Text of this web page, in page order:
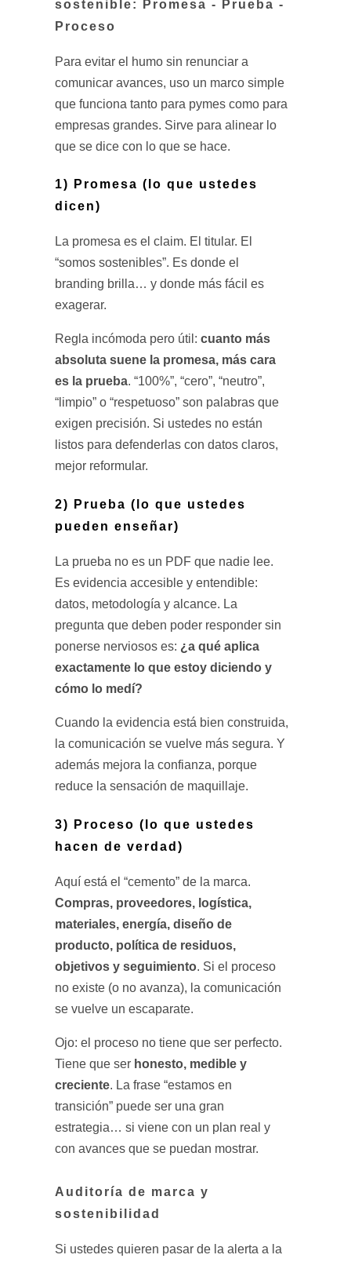
sostenible: Promesa - Prueba -
Proceso
Para evitar el humo sin renunciar a
comunicar avances, uso un marco simple
que funciona tanto para pymes como para
empresas grandes. Sirve para alinear lo
que se dice con lo que se hace.
1) Promesa (lo que ustedes
dicen)
La promesa es el claim. El titular. El
“somos sostenibles”. Es donde el
branding brilla… y donde más fácil es
exagerar.
Regla incómoda pero útil: cuanto más
absoluta suene la promesa, más cara
es la prueba. “100%”, “cero”, “neutro”,
“limpio” o “respetuoso” son palabras que
exigen precisión. Si ustedes no están
listos para defenderlas con datos claros,
mejor reformular.
2) Prueba (lo que ustedes
pueden enseñar)
La prueba no es un PDF que nadie lee.
Es evidencia accesible y entendible:
datos, metodología y alcance. La
pregunta que deben poder responder sin
ponerse nerviosos es: ¿a qué aplica
exactamente lo que estoy diciendo y
cómo lo medí?
Cuando la evidencia está bien construida,
la comunicación se vuelve más segura. Y
además mejora la confianza, porque
reduce la sensación de maquillaje.
3) Proceso (lo que ustedes
hacen de verdad)
Aquí está el “cemento” de la marca.
Compras, proveedores, logística,
materiales, energía, diseño de
producto, política de residuos,
objetivos y seguimiento. Si el proceso
no existe (o no avanza), la comunicación
se vuelve un escaparate.
Ojo: el proceso no tiene que ser perfecto.
Tiene que ser honesto, medible y
creciente. La frase “estamos en
transición” puede ser una gran
estrategia… si viene con un plan real y
con avances que se puedan mostrar.
Auditoría de marca y
sostenibilidad
Si ustedes quieren pasar de la alerta a la